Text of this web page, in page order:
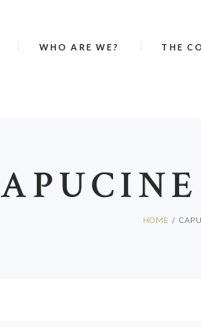
WHO ARE WE? THE
HOME